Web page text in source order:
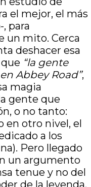
el mejor, el más
para
un mito. Cerca
deshacer esa
“la gente
Abbey Road”,
magia
gente que
o no tanto:
en otro nivel, el
a los
Pero llegado
un argumento
tenue y no del
de la leyenda.